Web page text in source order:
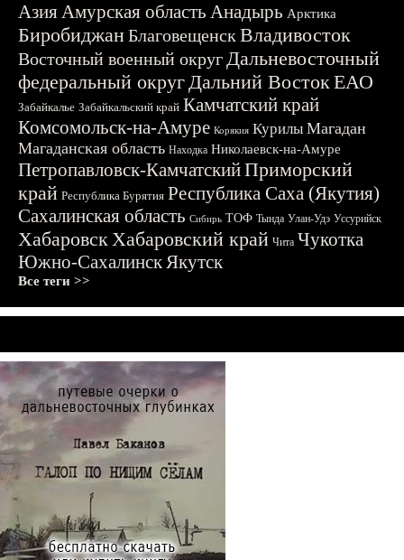
АзияАмурская область Анадырь Арктика
БиробиджанБлаговещенскВладивосток
Восточный военный округДальневосточный
федеральный округДальний ВостокЕАО
Забайкалье Забайкальский край Камчатский край
Комсомольск-на-Амуре Корякия Курилы Магадан
Магаданская область Находка Николаевск-на-Амуре
Петропавловск-КамчатскийПриморский
край Республика Бурятия Республика Саха (Якутия)
Сахалинская область Сибирь ТОФ Тында Улан-Удэ Уссурийск
ХабаровскХабаровский край Чита Чукотка
Южно-СахалинскЯкутск
Все теги >>